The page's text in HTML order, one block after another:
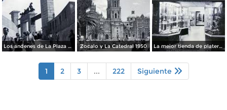
Los andenes de La Plaza de toros Ciudad de México 1950 Zocalo y La Catedral 1950 La mejor tienda de plateria.
1 2 3 ... 222 Siguiente